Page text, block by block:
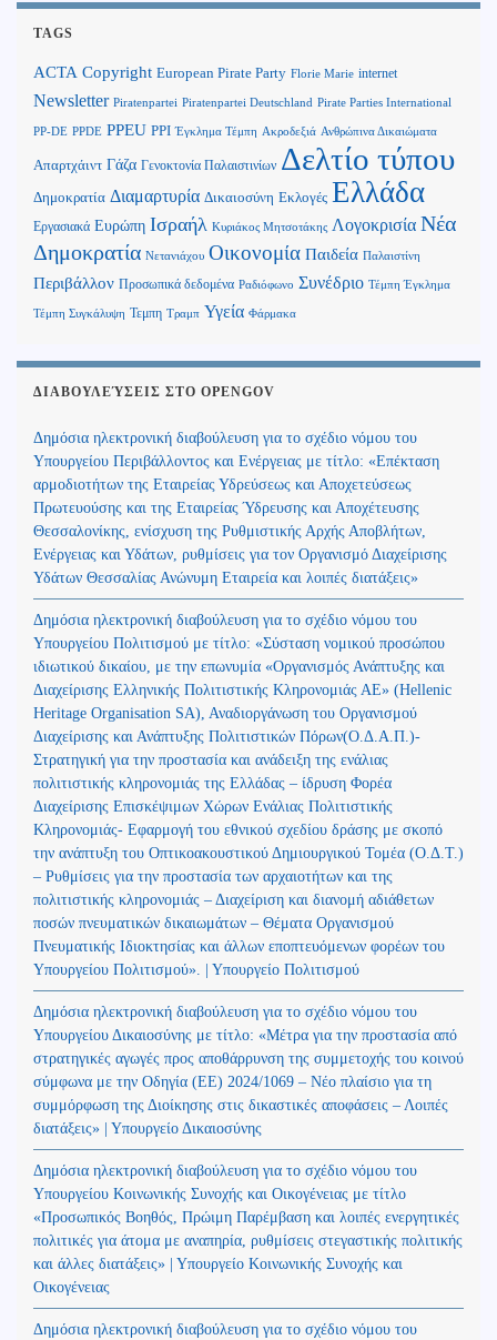
TAGS
ACTA Copyright European Pirate Party Florie Marie internet
Newsletter Piratenpartei Piratenpartei Deutschland Pirate Parties International
PP-DE PPDE PPEU PPI Έγκλημα Τέμπη Ακροδεξιά Ανθρώπινα Δικαιώματα
Απαρτχάιντ Γάζα Γενοκτονία Παλαιστινίων Δελτίο τύπου
Δημοκρατία Διαμαρτυρία Δικαιοσύνη Εκλογές Ελλάδα
Εργασιακά Ευρώπη Ισραήλ Κυριάκος Μητσοτάκης Λογοκρισία Νέα
Δημοκρατία Νετανιάχου Οικονομία Παιδεία Παλαιστίνη
Περιβάλλον Προσωπικά δεδομένα Ραδιόφωνο Συνέδριο Τέμπη Έγκλημα
Τέμπη Συγκάλυψη Τεμπη Τραμπ Υγεία Φάρμακα
ΔΙΑΒΟΥΛΕΎΣΕΙΣ ΣΤΟ OPENGOV
Δημόσια ηλεκτρονική διαβούλευση για το σχέδιο νόμου του
Υπουργείου Περιβάλλοντος και Ενέργειας με τίτλο: «Επέκταση
αρμοδιοτήτων της Εταιρείας Υδρεύσεως και Αποχετεύσεως
Πρωτευούσης και της Εταιρείας Ύδρευσης και Αποχέτευσης
Θεσσαλονίκης, ενίσχυση της Ρυθμιστικής Αρχής Αποβλήτων,
Ενέργειας και Υδάτων, ρυθμίσεις για τον Οργανισμό Διαχείρισης
Υδάτων Θεσσαλίας Ανώνυμη Εταιρεία και λοιπές διατάξεις»
Δημόσια ηλεκτρονική διαβούλευση για το σχέδιο νόμου του
Υπουργείου Πολιτισμού με τίτλο: «Σύσταση νομικού προσώπου
ιδιωτικού δικαίου, με την επωνυμία «Οργανισμός Ανάπτυξης και
Διαχείρισης Ελληνικής Πολιτιστικής Κληρονομιάς ΑΕ» (Hellenic
Heritage Organisation SA), Αναδιοργάνωση του Οργανισμού
Διαχείρισης και Ανάπτυξης Πολιτιστικών Πόρων(Ο.Δ.Α.Π.)-
Στρατηγική για την προστασία και ανάδειξη της ενάλιας
πολιτιστικής κληρονομιάς της Ελλάδας – ίδρυση Φορέα
Διαχείρισης Επισκέψιμων Χώρων Ενάλιας Πολιτιστικής
Κληρονομιάς- Εφαρμογή του εθνικού σχεδίου δράσης με σκοπό
την ανάπτυξη του Οπτικοακουστικού Δημιουργικού Τομέα (Ο.Δ.Τ.)
– Ρυθμίσεις για την προστασία των αρχαιοτήτων και της
πολιτιστικής κληρονομιάς – Διαχείριση και διανομή αδιάθετων
ποσών πνευματικών δικαιωμάτων – Θέματα Οργανισμού
Πνευματικής Ιδιοκτησίας και άλλων εποπτευόμενων φορέων του
Υπουργείου Πολιτισμού». | Υπουργείο Πολιτισμού
Δημόσια ηλεκτρονική διαβούλευση για το σχέδιο νόμου του
Υπουργείου Δικαιοσύνης με τίτλο: «Μέτρα για την προστασία από
στρατηγικές αγωγές προς αποθάρρυνση της συμμετοχής του κοινού
σύμφωνα με την Οδηγία (ΕΕ) 2024/1069 – Νέο πλαίσιο για τη
συμμόρφωση της Διοίκησης στις δικαστικές αποφάσεις – Λοιπές
διατάξεις» | Υπουργείο Δικαιοσύνης
Δημόσια ηλεκτρονική διαβούλευση για το σχέδιο νόμου του
Υπουργείου Κοινωνικής Συνοχής και Οικογένειας με τίτλο
«Προσωπικός Βοηθός, Πρώιμη Παρέμβαση και λοιπές ενεργητικές
πολιτικές για άτομα με αναπηρία, ρυθμίσεις στεγαστικής πολιτικής
και άλλες διατάξεις» | Υπουργείο Κοινωνικής Συνοχής και
Οικογένειας
Δημόσια ηλεκτρονική διαβούλευση για το σχέδιο νόμου του